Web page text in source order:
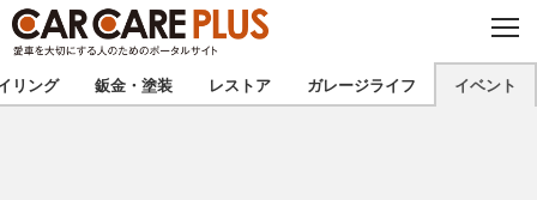
C
O
S
E
★カーケアプラス認定★ 厳選プロショップを地域から探す
リング 鈑金・塗装 レストア ガレージライフ イベント